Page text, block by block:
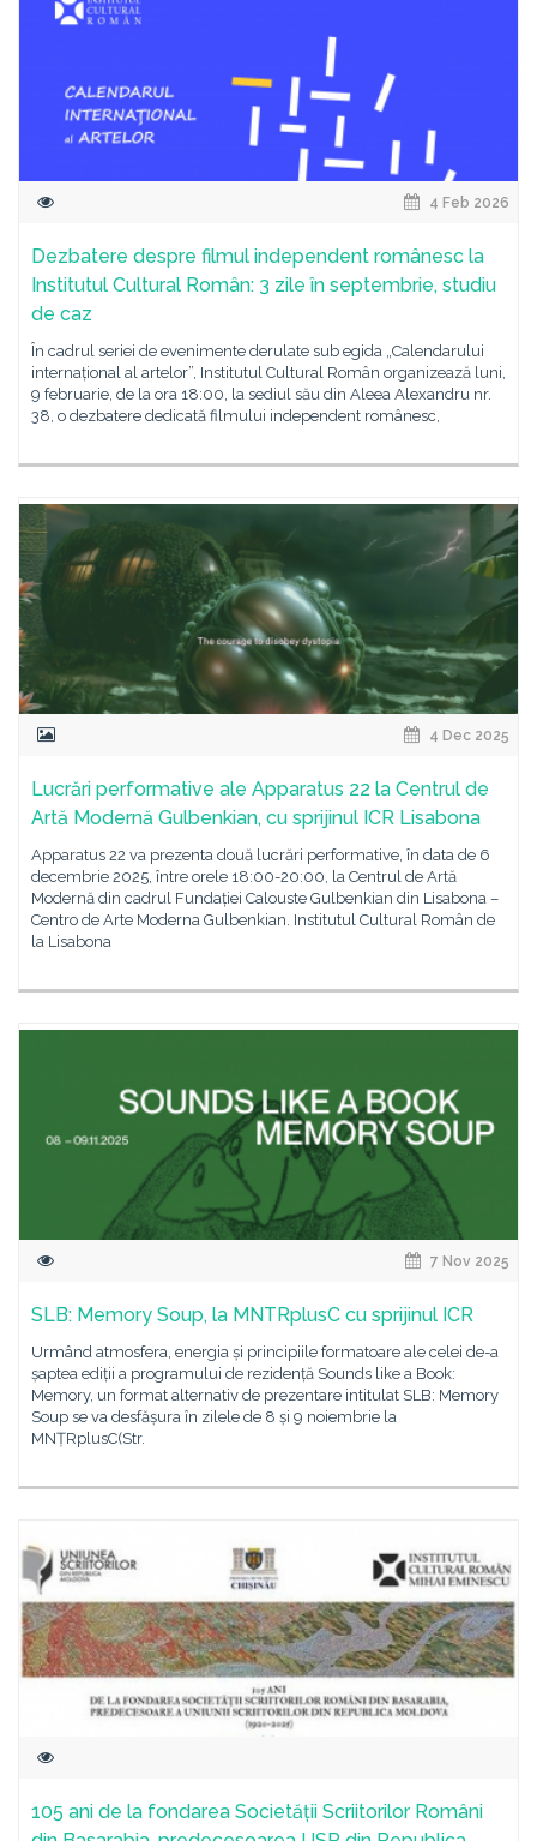
4 Feb 2026
Dezbatere despre filmul independent românesc la
Institutul Cultural Român: 3 zile în septembrie, studiu
de caz
În cadrul seriei de evenimente derulate sub egida „Calendarului
internațional al artelor”, Institutul Cultural Român organizează luni,
9 februarie, de la ora 18:00, la sediul său din Aleea Alexandru nr.
38, o dezbatere dedicată filmului independent românesc,
4 Dec 2025
Lucrări performative ale Apparatus 22 la Centrul de
Artă Modernă Gulbenkian, cu sprijinul ICR Lisabona
Apparatus 22 va prezenta două lucrări performative, în data de 6
decembrie 2025, între orele 18:00-20:00, la Centrul de Artă
Modernă din cadrul Fundației Calouste Gulbenkian din Lisabona –
Centro de Arte Moderna Gulbenkian. Institutul Cultural Român de
la Lisabona
7 Nov 2025
SLB: Memory Soup, la MNTRplusC cu sprijinul ICR
Urmând atmosfera, energia și principiile formatoare ale celei de-a
șaptea ediții a programului de rezidență Sounds like a Book:
Memory, un format alternativ de prezentare intitulat SLB: Memory
Soup se va desfășura în zilele de 8 și 9 noiembrie la
MNȚRplusC(Str.
105 ani de la fondarea Societății Scriitorilor Români